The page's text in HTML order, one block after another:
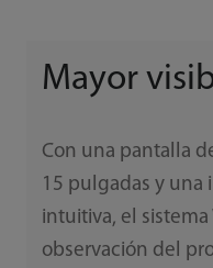
Mayor
Con una pantalla
15 pulgadas y una
intuitiva, el sistema
observación del